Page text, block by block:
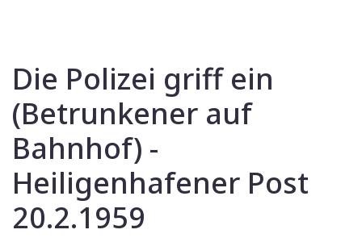
Die Polizei griff ein
(Betrunkener auf
Bahnhof) -
Heiligenhafener Post
20.2.1959